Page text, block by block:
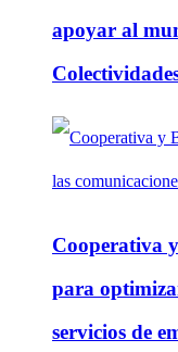
apoyar al
Cooperativa
para
servicios de